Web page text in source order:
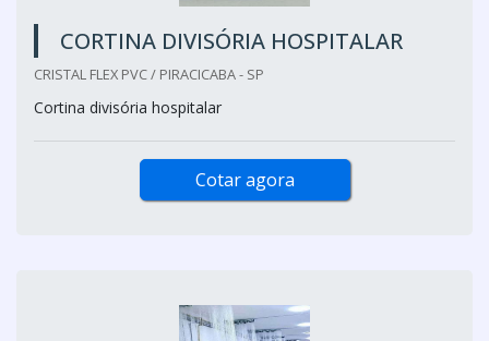
CORTINA DIVISÓRIA HOSPITALAR
CRISTAL FLEX PVC / PIRACICABA - SP
Cortina divisória hospitalar
Cotar agora